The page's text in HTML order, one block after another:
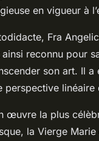
en vigueur à
Fra
ainsi reconnu pour
son art. Il a
perspective
œuvre la plus
la Vierge